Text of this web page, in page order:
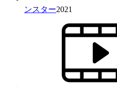
ンスター2021